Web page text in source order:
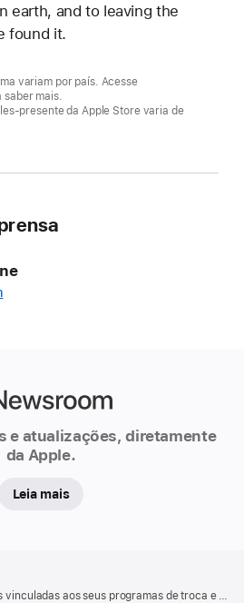
earth, and to leaving the
found it.
variam por país. Acesse
saber mais.
presente da Apple Store varia de
e atualizações, diretamente
da Apple.
Leia mais
programas de troca e reciclagem em reconhecimento ao Dia da Terra